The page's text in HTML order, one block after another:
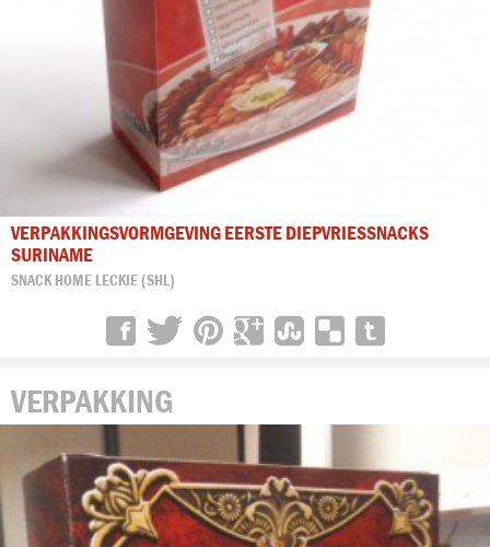
VERPAKKINGSVORMGEVING EERSTE DIEPVRIESSNACKS
SURINAME
SNACK HOME LECKIE (SHL)
VERPAKKING